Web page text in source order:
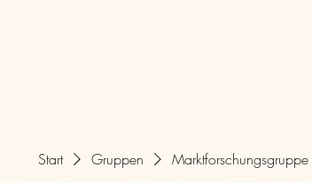
Start Gruppen Marktforschungsgruppe